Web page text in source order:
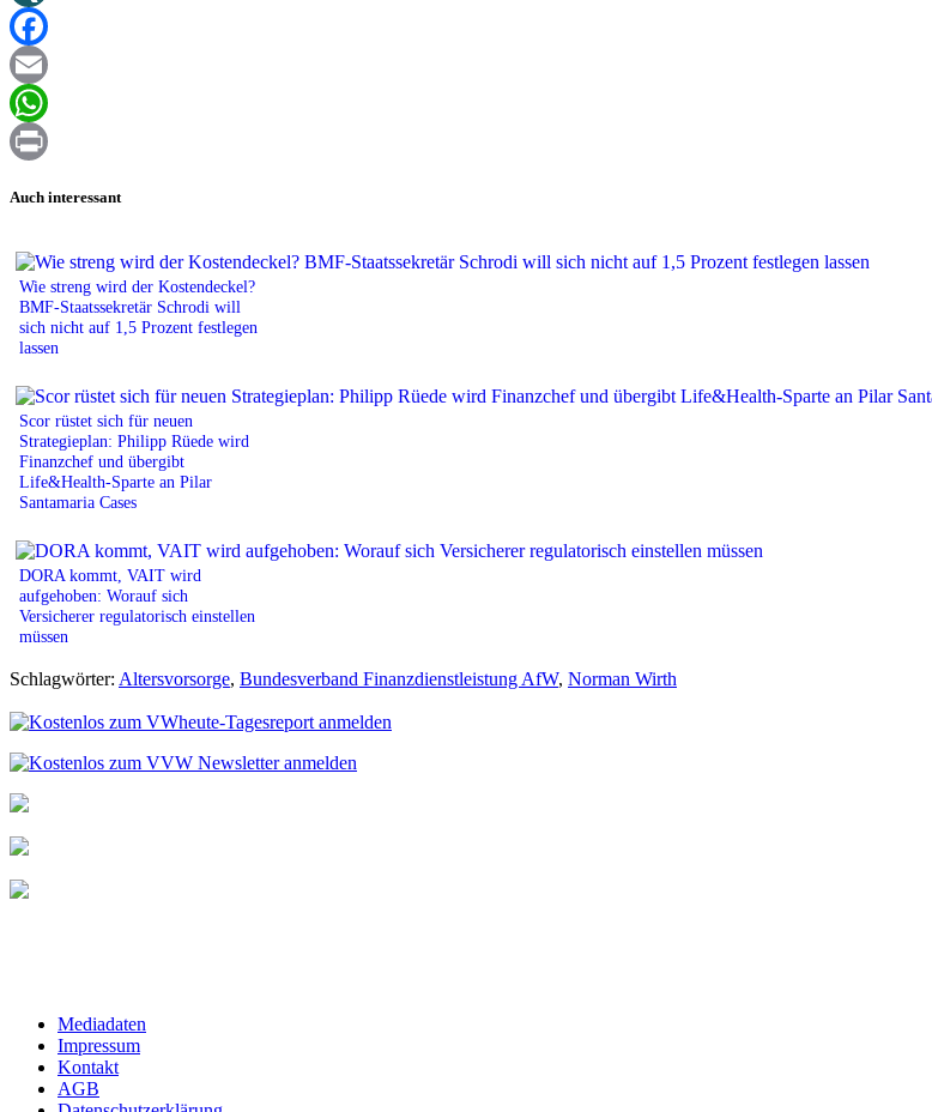
XING
Facebook
Email
WhatsApp
Auch interessant
Wie streng wird der Kostendeckel?
BMF-Staatssekretär Schrodi will
sich nicht auf 1,5 Prozent festlegen
lassen
Scor rüstet sich für neuen
Strategieplan: Philipp Rüede wird
Finanzchef und übergibt
Life&Health-Sparte an Pilar
Santamaria Cases
DORA kommt, VAIT wird
aufgehoben: Worauf sich
Versicherer regulatorisch einstellen
müssen
Schlagwörter: Altersvorsorge, Bundesverband Finanzdienstleistung AfW, Norman Wirth
Mediadaten
Impressum
Kontakt
AGB